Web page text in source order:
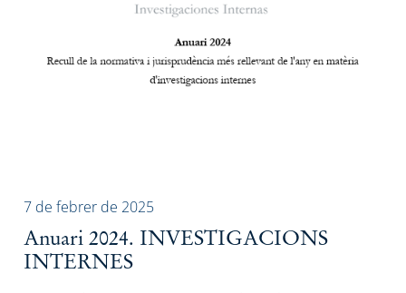
7 de febrer de 2025
Anuari 2024. INVESTIGACIONS
INTERNES